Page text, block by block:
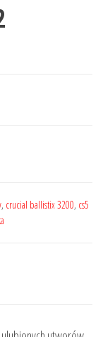
, crucial ballistix 3200, cs5